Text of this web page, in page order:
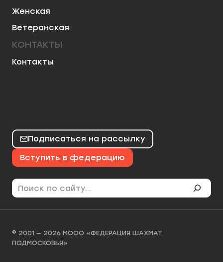
Женская
Ветеранская
КОНТАКТЫ
Контакты
Подписаться на рассылку
Вступить в федерацию
Поиск
© 2001 — 2026 МООО «ФЕДЕРАЦИЯ ШАХМАТ
ПОДМОСКОВЬЯ»